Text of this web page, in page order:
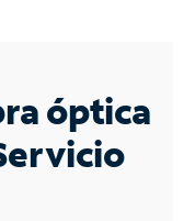
óptica